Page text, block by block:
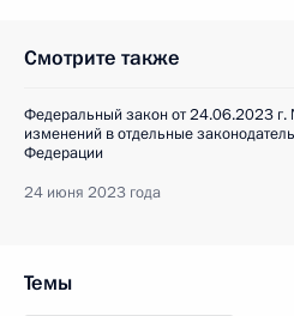
Смотрите также
Федеральный закон от 24.06.2023
изменений в отдельные
Федерации
24 июня 2023 года
Темы